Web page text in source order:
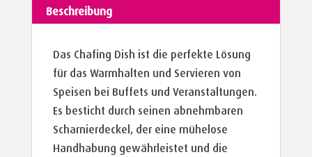
Beschreibung
Das Chafing Dish ist die perfekte Lösung
für das Warmhalten und Servieren von
Speisen bei Buffets und Veranstaltungen.
Es besticht durch seinen abnehmbaren
Scharnierdeckel, der eine mühelose
Handhabung gewährleistet und die